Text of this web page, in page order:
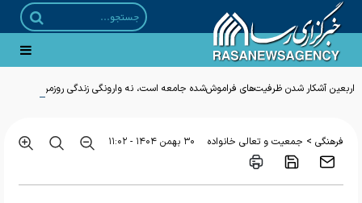
اربعین آشکار شدن ظرفیت‌های فراموش‌شده جامعه است، نه وارونگی زندگی روزمره
فرهنگی > جمعیت و تعالی خانواده ۳۰ بهمن ۱۴۰۴ - ۱۱:۰۲